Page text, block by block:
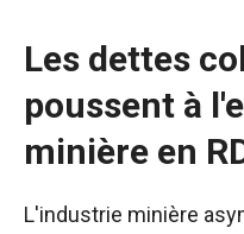
Les dettes
poussent à
minière en
L'industrie minière